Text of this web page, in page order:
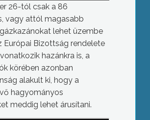
26-tól csak a 86
vagy attól magasabb
lehet üzembe
Európai Bizottság rendelete
hazánkra is, a
körében azonban
alakult ki, hogy a
hagyományos
meddig lehet árusítani.